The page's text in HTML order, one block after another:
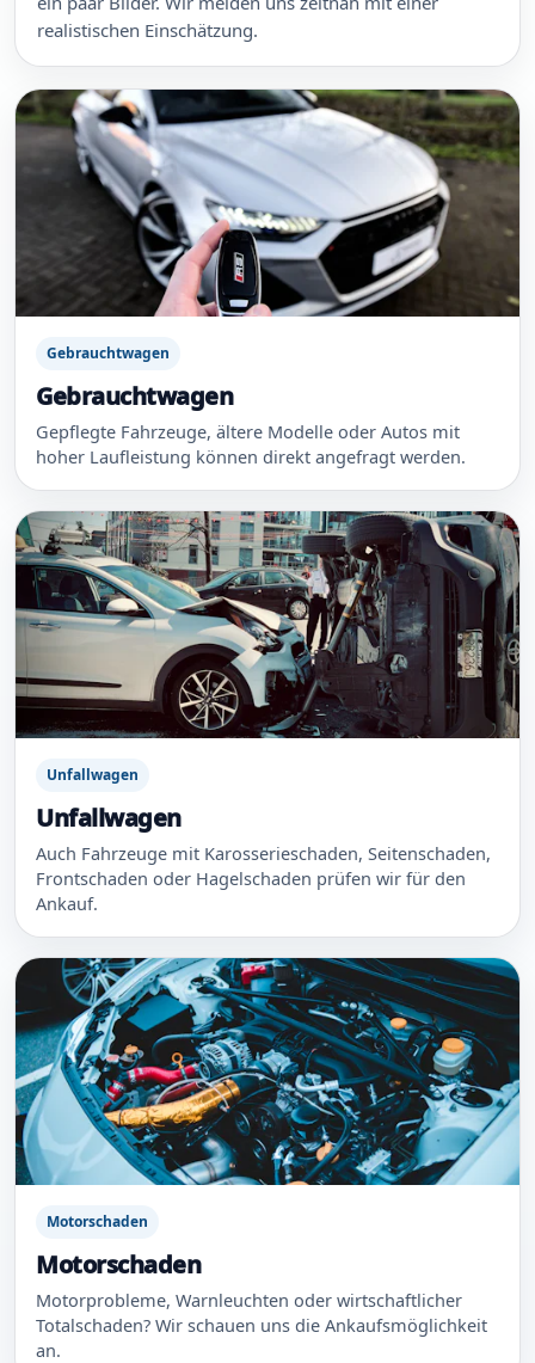
realistischen Einschätzung.
Gebrauchtwagen
Gebrauchtwagen
Gepflegte Fahrzeuge, ältere Modelle oder Autos mit
hoher Laufleistung können direkt angefragt werden.
Unfallwagen
Unfallwagen
Auch Fahrzeuge mit Karosserieschaden, Seitenschaden,
Frontschaden oder Hagelschaden prüfen wir für den
Ankauf.
Motorschaden
Motorschaden
Motorprobleme, Warnleuchten oder wirtschaftlicher
Totalschaden? Wir schauen uns die Ankaufsmöglichkeit
an.